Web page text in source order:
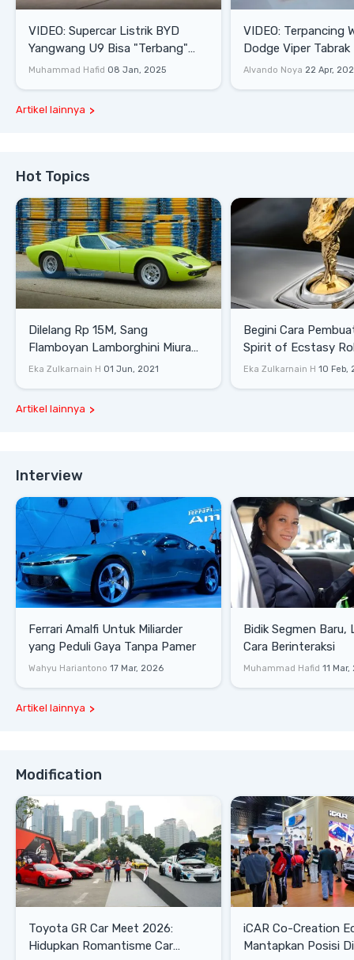
VIDEO: Supercar Listrik BYD
Yangwang U9 Bisa "Terbang"
Lewati Rintangan
Muhammad Hafid 08 Jan, 2025
VIDEO: Terpancing
Dodge Viper Tabrak
Saat Burnout
Alvando Noya 22 Apr,
Artikel lainnya
Hot Topics
Dilelang Rp 15M, Sang
Flamboyan Lamborghini Miura
P400 S
Eka Zulkarnain H 01 Jun, 2021
Begini Cara
Spirit of Ecstasy
Eka Zulkarnain H 10 Feb,
Artikel lainnya
Interview
Ferrari Amalfi Untuk Miliarder
yang Peduli Gaya Tanpa Pamer
Wahyu Hariantono 17 Mar, 2026
Bidik Segmen Baru,
Cara Berinteraksi
Muhammad Hafid 11
Artikel lainnya
Modification
Toyota GR Car Meet 2026:
Hidupkan Romantisme Car
iCAR Co-Creation
Mantapkan Posisi